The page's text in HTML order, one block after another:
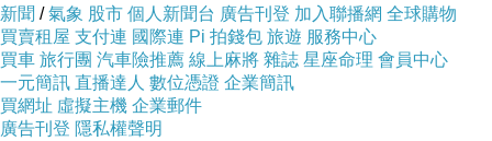
上一篇：一次又一次承受著全身被剝裂
新聞 /氣象 股市 個人新聞台 廣告刊登 加入聯播網 全球購物
買賣租屋 支付連 國際連 Pi 拍錢包 旅遊 服務中心
買車 旅行團 汽車險推薦 線上麻將 雜誌 星座命理 會員中心
一元簡訊 直播達人 數位憑證 企業簡訊
買網址 虛擬主機 企業郵件
廣告刊登 隱私權聲明